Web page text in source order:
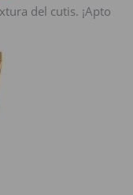
del cutis. ¡Apto